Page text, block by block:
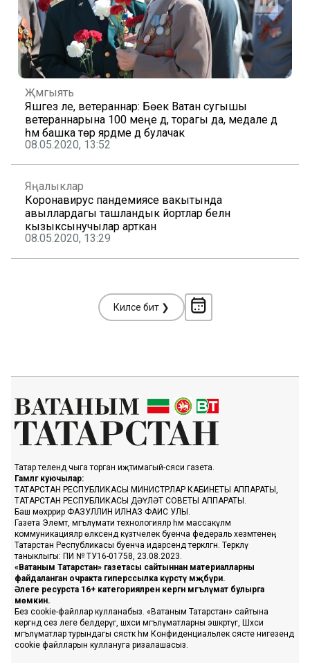
Җәмгыять
Яшәгез әле, ветераннар: Бөек Ватан сугышы
ветераннарына 100 меңе дә, торагы да, медале дә
һәм башка төр ярдәме дә булачак
08.05.2020, 13:52
Яңалыклар
Коронавирус пандемиясе вакытында
авыллардагы ташландык йортлар белән
кызыксынучылар арткан
08.05.2020, 13:29
Киләсе бит ❯
Татар телендә чыга торган иҗтимагый-сәяси газета.
Гамәлгә куючылар:
ТАТАРСТАН РЕСПУБЛИКАСЫ МИНИСТРЛАР КАБИНЕТЫ АППАРАТЫ,
ТАТАРСТАН РЕСПУБЛИКАСЫ ДӘҮЛӘТ СОВЕТЫ АППАРАТЫ.
Баш мөхәррир ФАЗУЛЛИН ИЛНАЗ ФАИС УЛЫ.
Газета Элемтә, мәгълүмати технологияләр һәм массакүләм
коммуникацияләр өлкәсендә күзәтчелек буенча федераль хезмәтенең
Татарстан Республикасы буенча идарәсендә теркәлгән. Теркәлү
таныклыгы: ПИ № ТУ16-01758, 23.08.2023.
«Ватаным Татарстан» газетасы сайтыннан материалларны
файдаланган очракта гиперссылка күрсәтү мәҗбүри.
Әлеге ресурста 16+ категорияләренә кергән мәгълүмат булырга
мөмкин.
Без cookie-файллар кулланабыз. «Ватаным Татарстан» сайтына
кергәндә сез әлеге белдерүгә, шәхси мәгълүматларны эшкәртүгә, Шәхси
мәгълүматлар турындагы сәясәткә һәм Конфиденциальлек сәясәте нигезендә
cookie файлларын куллануга ризалашасыз.